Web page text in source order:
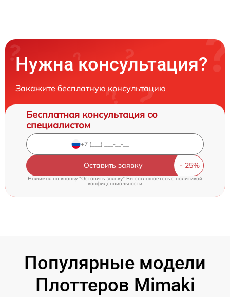
Нужна консультация?
Закажите бесплатную консультацию
Бесплатная консультация со
специалистом
Оставить заявку
Нажимая на кнопку "Оставить заявку" Вы соглашаетесь cполитикой
конфиденциальности
Популярные модели
Плоттеров Mimaki